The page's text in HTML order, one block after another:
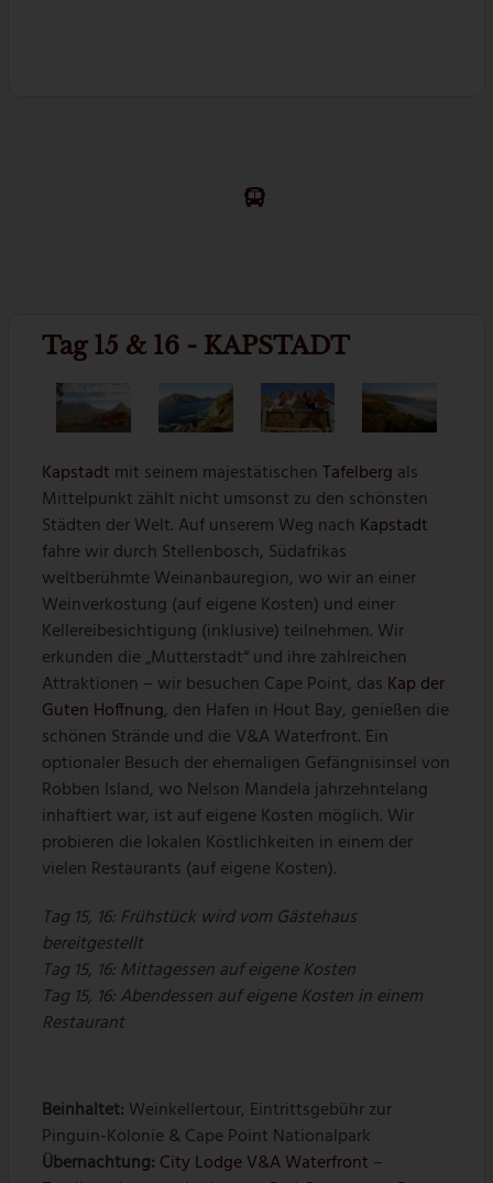
Tag 15 & 16 - KAPSTADT
Kapstadt mit seinem majestätischenTafelberg als
Mittelpunkt zählt nicht umsonst zu den schönsten
Städten der Welt. Auf unserem Weg nach Kapstadt
fahre wir durch Stellenbosch, Südafrikas
weltberühmte Weinanbauregion, wo wir an einer
Weinverkostung (auf eigene Kosten) und einer
Kellereibesichtigung (inklusive) teilnehmen. Wir
erkunden die „Mutterstadt“ und ihre zahlreichen
Attraktionen – wir besuchen Cape Point, das Kap der
Guten Hoffnung, den Hafen in Hout Bay, genießen die
schönen Strände und die V&A Waterfront. Ein
optionaler Besuch der ehemaligen Gefängnisinsel von
Robben Island, wo Nelson Mandela jahrzehntelang
inhaftiert war, ist auf eigene Kosten möglich. Wir
probieren die lokalen Köstlichkeiten in einem der
vielen Restaurants (auf eigene Kosten).
Tag 15, 16: Frühstück wird vom Gästehaus
bereitgestellt
Tag 15, 16: Mittagessen auf eigene Kosten
Tag 15, 16: Abendessen auf eigene Kosten in einem
Restaurant
Beinhaltet: Weinkellertour, Eintrittsgebühr zur
Pinguin-Kolonie & Cape Point Nationalpark
Übernachtung: City Lodge V&A Waterfront –